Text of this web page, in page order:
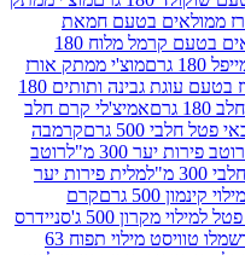
בטעם חמאת
מוצ'י ממתקי אורז ממולאים בטעם קרמל מלוח 180
מוצ'י ממתק אורז
מוצ'י ממתק אורז בטעם עוגת גבינה ותותים 180
אמיצ'לי קרם חלב
קרמבה
מ"ל
רוטב
מלית פירות יער
קרם
500 ג'
סניידרס
מלו מרשמלו טוויסט מילוי תפוח 63